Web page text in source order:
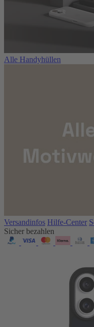
Alle Handyhüllen
Versandinfos Hilfe-Center
Sicher bezahlen